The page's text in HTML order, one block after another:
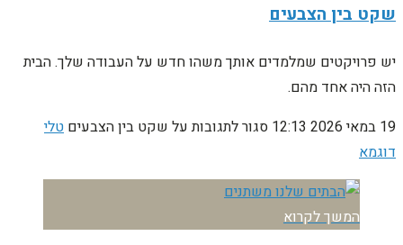
שקט בין הצבעים
יש פרויקטים שמלמדים אותך משהו חדש על העבודה שלך. הבית
הזה היה אחד מהם.
19 במאי 2026
12:13 סגור לתגובותעל שקט בין הצבעים טלי
דוגמא
המשך לקרוא